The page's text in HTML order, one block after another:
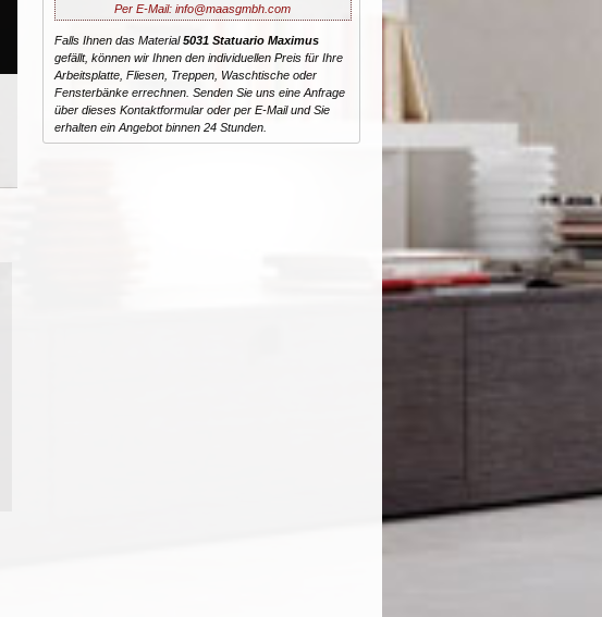
Per E-Mail: info@maasgmbh.com
Falls Ihnen das Material5031 Statuario Maximus
gefällt, können wir Ihnen den individuellen Preis für Ihre
Arbeitsplatte, Fliesen, Treppen, Waschtische oder
Fensterbänke errechnen. Senden Sie uns eine Anfrage
über dieses Kontaktformular oder per E-Mail und Sie
erhalten ein Angebot binnen 24 Stunden.